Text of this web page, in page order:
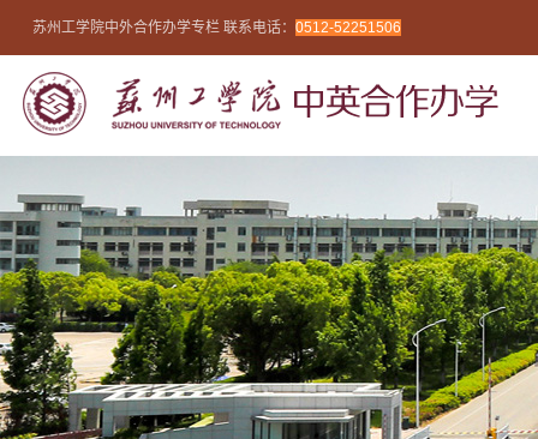
苏州工学院中外合作办学专栏 联系电话： 0512-52251506